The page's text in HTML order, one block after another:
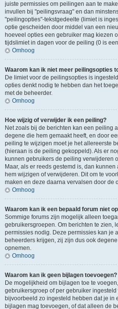
juiste permissies om peilingen aan te
invullen bij "peilingsvraag" en dan
"peilingopties"-tekstgedeelte (limiet is
optie gescheiden door middel van een
hoeveel opties een gebruiker mag kiezen
tijdslimiet in dagen voor de peiling (0 is
Omhoog
Waarom kan ik niet meer peilingsopties
De limiet voor de peilingsopties is
opties denkt nodig te hebben dan het
met de beheerder.
Omhoog
Hoe wijzig of verwijder ik een peiling?
Net zoals bij de berichten kan een peiling
degene die hem gemaakt heeft, en door
peiling te wijzigen moet je het allereerste
(hieraan is de peiling gekoppeld). Als er
kunnen gebruikers de peiling verwijderen
Maar, als er reeds gestemd is, dan
hem wijzigen of verwijderen. Dit om te
maken en deze daarna vervalsen door de
Omhoog
Waarom kan ik een bepaald forum niet
Sommige forums zijn mogelijk alleen
gebruikersgroepen. Om berichten te zien,
permissies nodig. Deze permissies kan je
beheerders krijgen, zij zijn dus ook
opnemen.
Omhoog
Waarom kan ik geen bijlagen toevoegen?
De mogelijkheid om bijlagen toe te
gebruikersgroep of per gebruiker
bijvoorbeeld zo ingesteld hebben dat je in
bijlagen mag toevoegen, of dat alleen de